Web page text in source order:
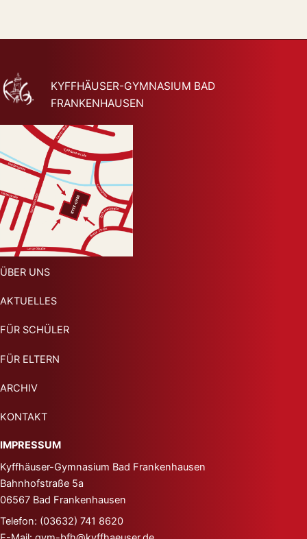
KYFFHÄUSER-GYMNASIUM BAD
FRANKENHAUSEN
ÜBER UNS
AKTUELLES
FÜR SCHÜLER
FÜR ELTERN
ARCHIV
KONTAKT
IMPRESSUM
Kyffhäuser-Gymnasium Bad Frankenhausen
Bahnhofstraße 5a
06567 Bad Frankenhausen
Telefon: (03632) 741 8620